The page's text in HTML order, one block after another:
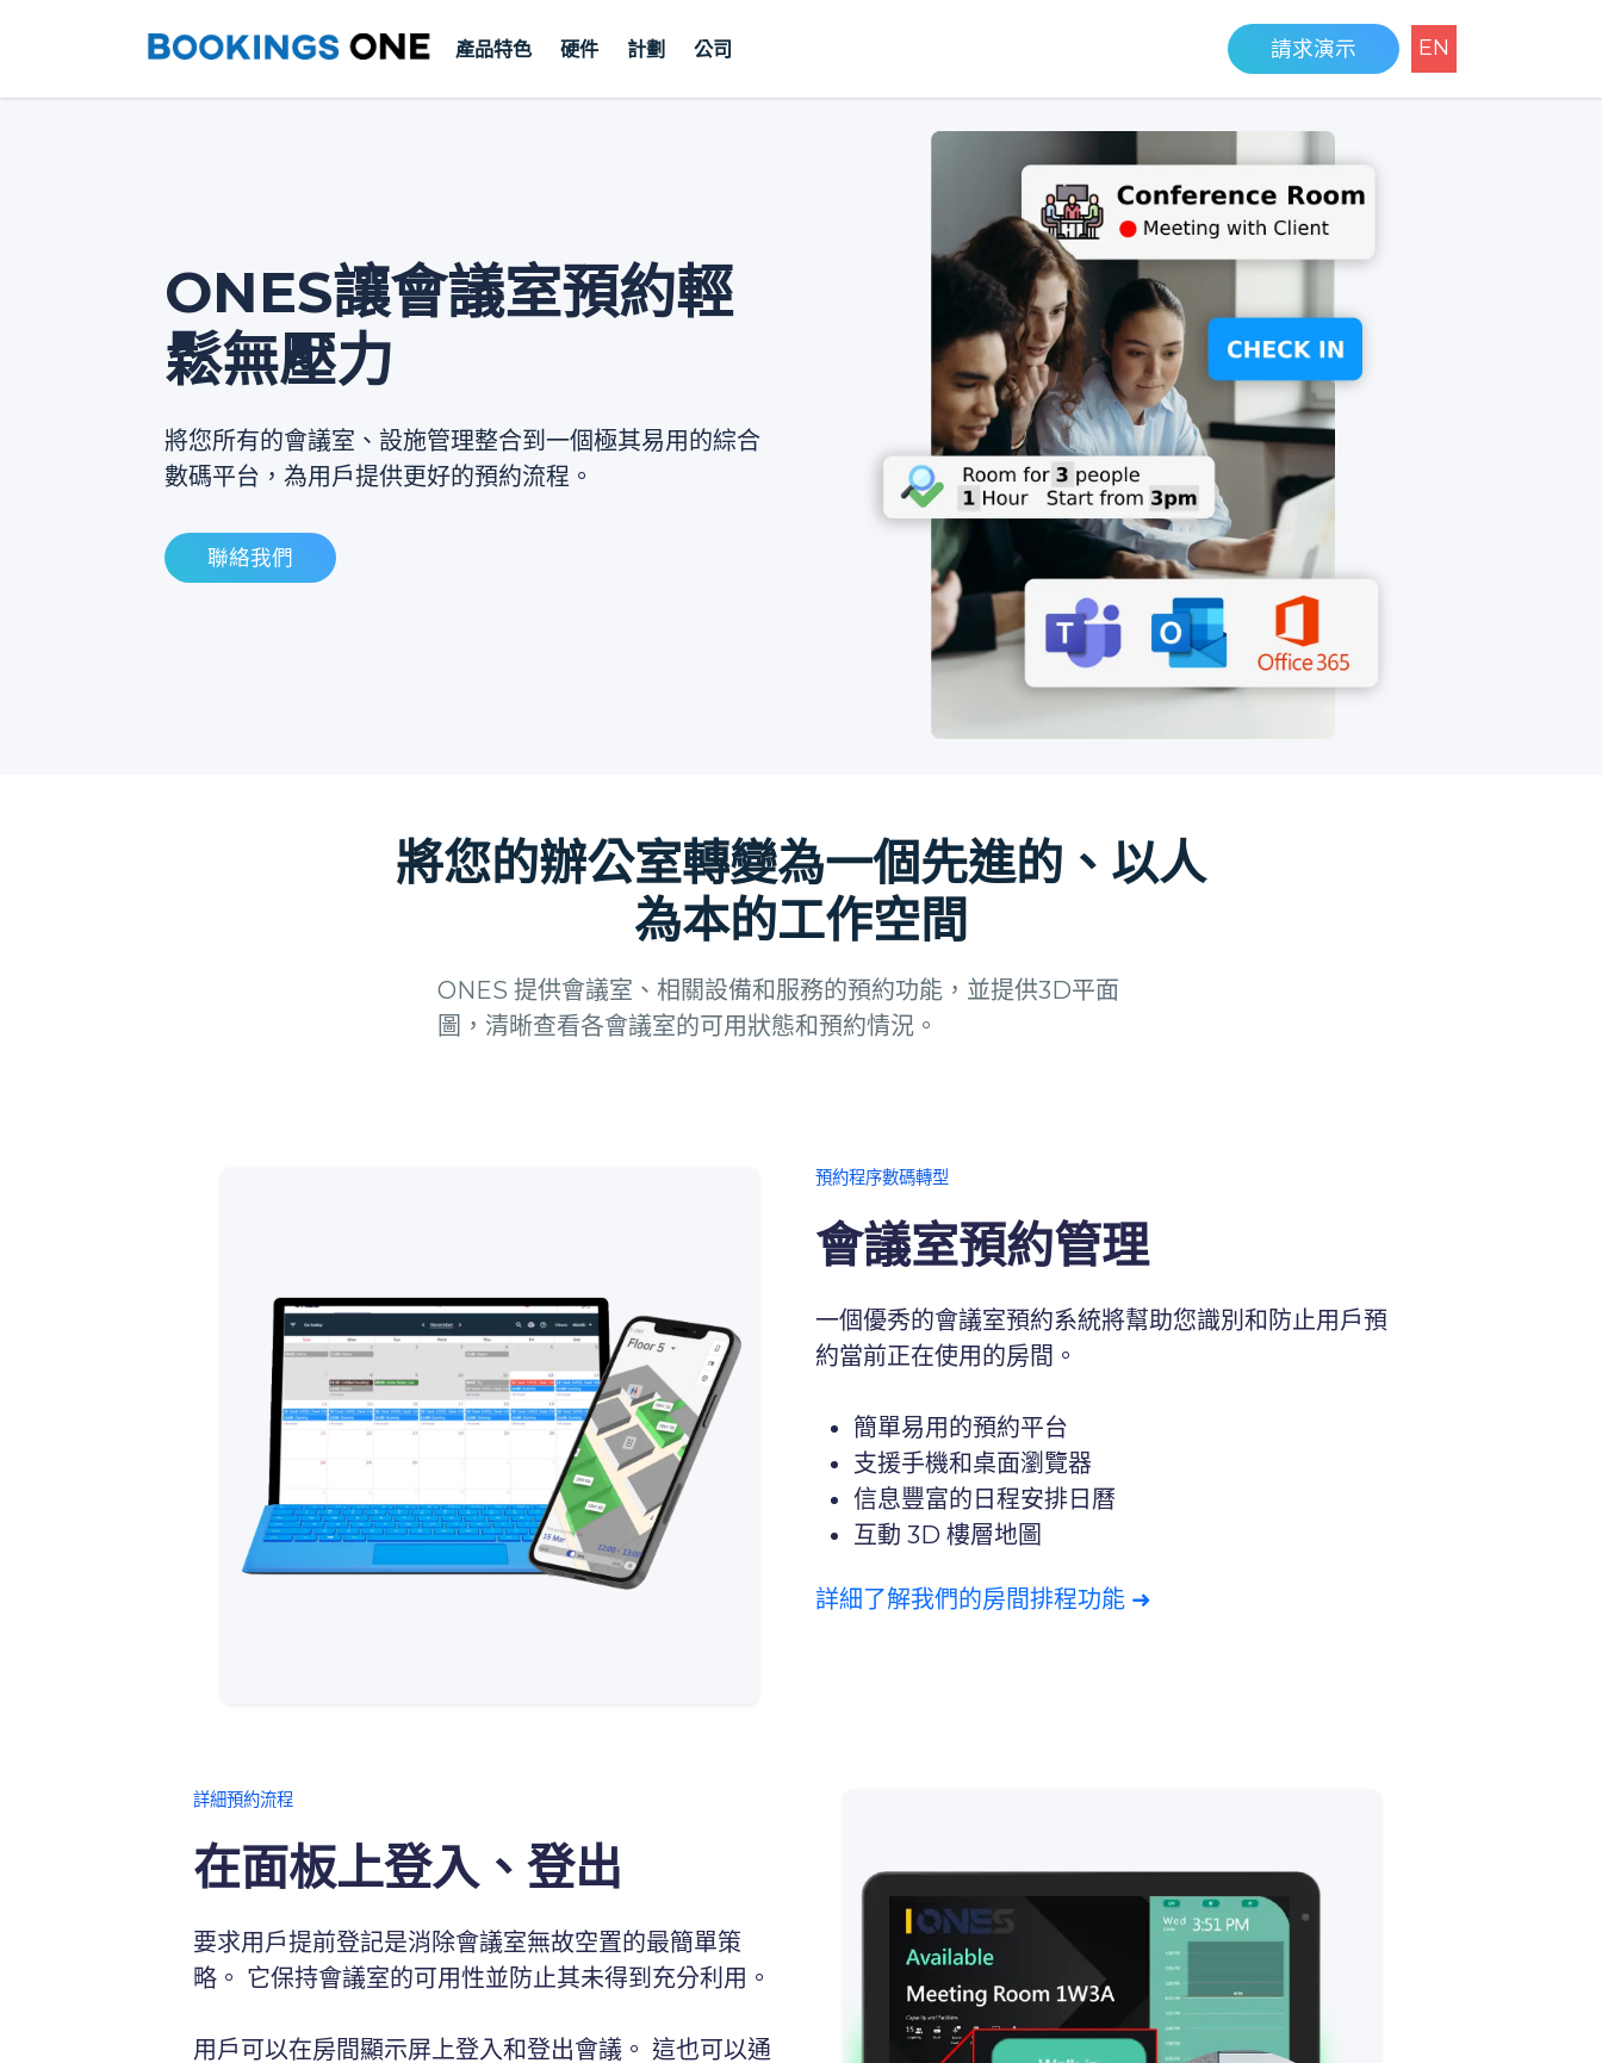
產品特色 硬件 計劃 公司 請求演示 EN
ONES讓會議室預約輕
鬆無壓力
將您所有的會議室、設施管理整合到一個極其易用的綜合
數碼平台，為用戶提供更好的預約流程。
聯絡我們
將您的辦公室轉變為一個先進的、以人
為本的工作空間
ONES 提供會議室、相關設備和服務的預約功能，並提供3D平面
圖，清晰查看各會議室的可用狀態和預約情況。
預約程序數碼轉型
會議室預約管理
一個優秀的會議室預約系統將幫助您識別和防止用戶預
約當前正在使用的房間。
簡單易用的預約平台
支援手機和桌面瀏覽器
信息豐富的日程安排日曆
互動 3D 樓層地圖
詳細了解我們的房間排程功能 ➜
詳細預約流程
在面板上登入、登出
要求用戶提前登記是消除會議室無故空置的最簡單策
略。 它保持會議室的可用性並防止其未得到充分利用。
用戶可以在房間顯示屏上登入和登出會議。 這也可以通